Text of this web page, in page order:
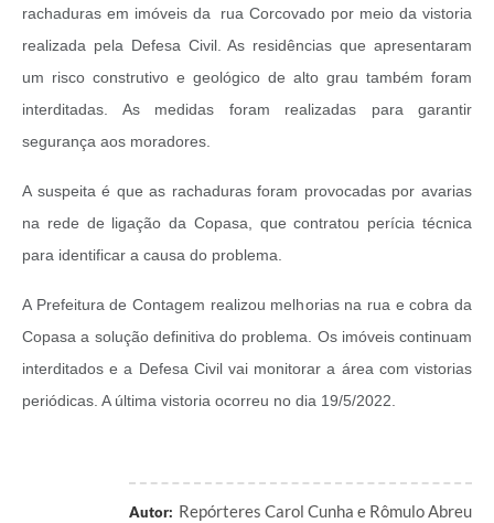
rachaduras em imóveis da rua Corcovado por meio da vistoria
realizada pela Defesa Civil. As residências que apresentaram
um risco construtivo e geológico de alto grau também foram
interditadas. As medidas foram realizadas para garantir
segurança aos moradores.
A suspeita é que as rachaduras foram provocadas por avarias
na rede de ligação da Copasa, que contratou perícia técnica
para identificar a causa do problema.
A Prefeitura de Contagem realizou melhorias na rua e cobra da
Copasa a solução definitiva do problema. Os imóveis continuam
interditados e a Defesa Civil vai monitorar a área com vistorias
periódicas. A última vistoria ocorreu no dia 19/5/2022.
Autor: Repórteres Carol Cunha e Rômulo Abreu